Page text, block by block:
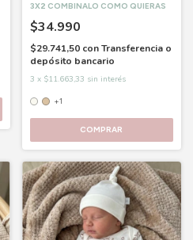
3X2 COMBINALO COMO QUIERAS
$34.990
$29.741,50 con Transferencia o
depósito bancario
3 x $11.663,33 sin interés
+1
COMPRAR